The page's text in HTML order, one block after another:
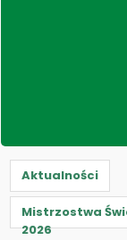
Aktualności
Mistrzostwa
2026